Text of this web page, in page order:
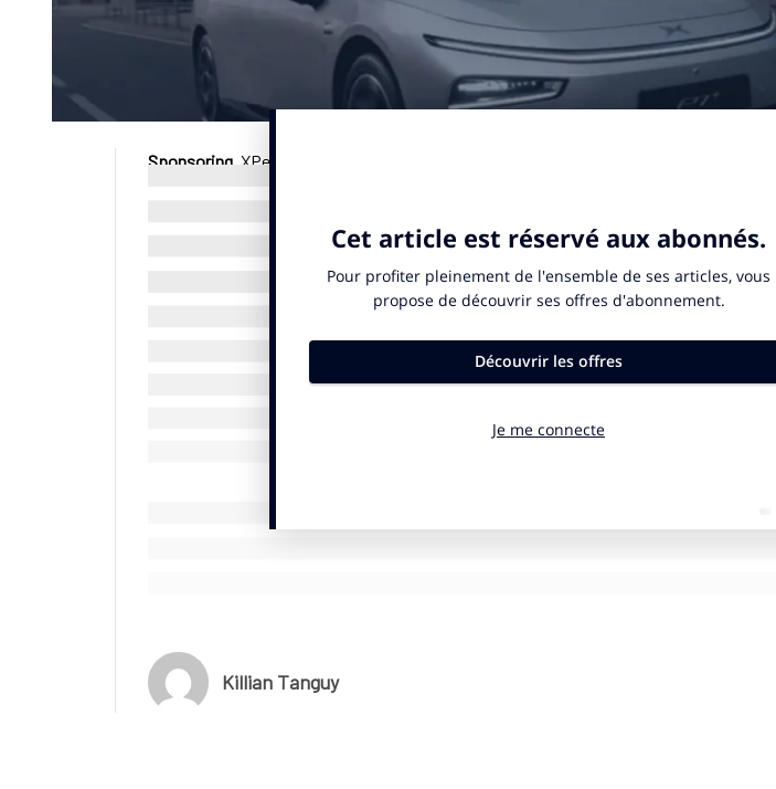
Sponsoring. XPeng devient fournisseur officiel de Run set & match, indique
Hydratis, Pom’Potes Sport, Campus.coach ou encore NINKASI. Run set & Match aura
© SportBusiness.Club – Juin 2026
Killian Tanguy